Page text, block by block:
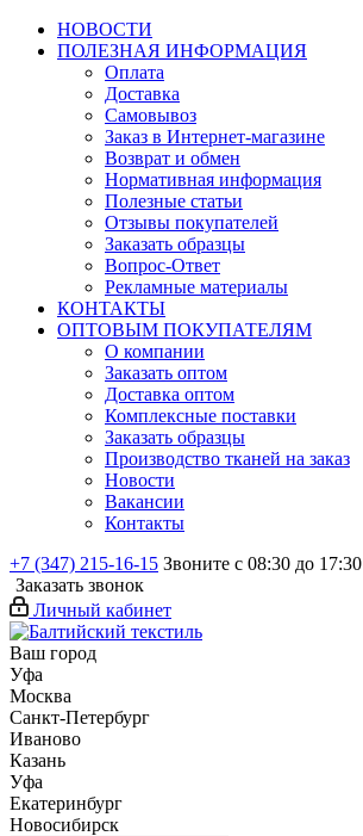
НОВОСТИ
ПОЛЕЗНАЯ ИНФОРМАЦИЯ
Оплата
Доставка
Самовывоз
Заказ в Интернет-магазине
Возврат и обмен
Нормативная информация
Полезные статьи
Отзывы покупателей
Заказать образцы
Вопрос-Ответ
Рекламные материалы
КОНТАКТЫ
ОПТОВЫМ ПОКУПАТЕЛЯМ
О компании
Заказать оптом
Доставка оптом
Комплексные поставки
Заказать образцы
Производство тканей на заказ
Новости
Вакансии
Контакты
+7 (347) 215-16-15 Звоните с 08:30 до 17:30
Заказать звонок
Личный кабинет
Ваш город
Уфа
Москва
Санкт-Петербург
Иваново
Казань
Уфа
Екатеринбург
Новосибирск